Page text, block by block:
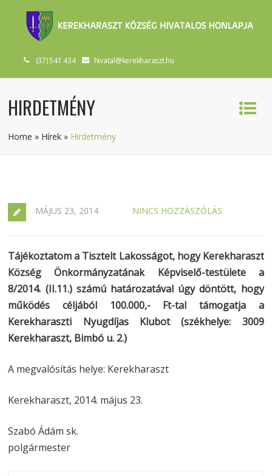
(37) 541 434 hivatal@kerekharaszt.hu
HIRDETMÉNY
Home » Hírek » Hirdetmény
MÁJUS 23, 2014 NINCS HOZZÁSZÓLÁS
Tájékoztatom a Tisztelt Lakosságot, hogy Kerekharaszt
Község Önkormányzatának Képviselő-testülete a
8/2014. (II.11.) számú határozatával úgy döntött, hogy
működés céljából 100.000,- Ft-tal támogatja a
Kerekharaszti Nyugdíjas Klubot (székhelye: 3009
Kerekharaszt, Bimbó u. 2.)
A megvalósítás helye: Kerekharaszt
Kerekharaszt, 2014. május 23.
Szabó Ádám sk.
polgármester